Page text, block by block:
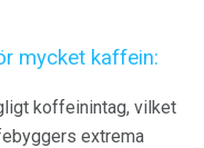
mycket kaffein:
koffeinintag, vilket
extrema